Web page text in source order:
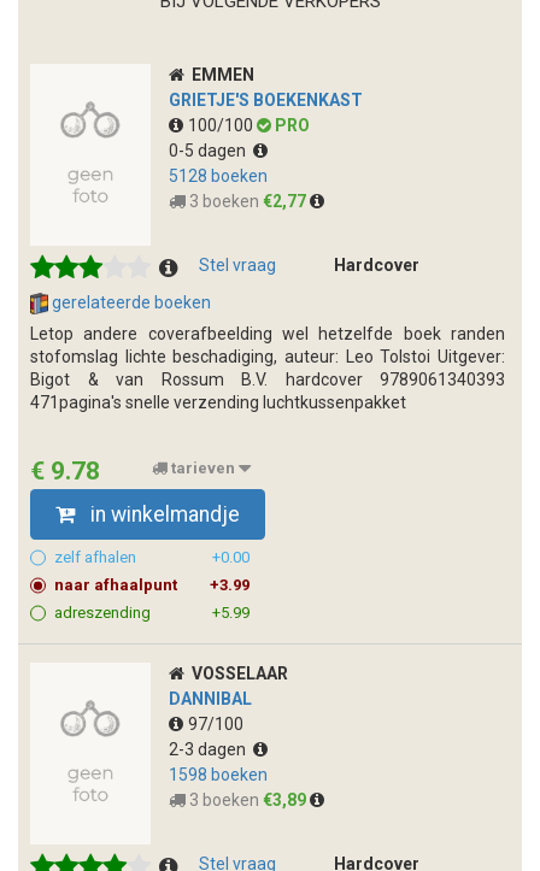
EMMEN
GRIETJE'S BOEKENKAST
100/100
PRO
0-5 dagen
5128 boeken
3 boeken €2,77
Stel vraag
Hardcover
gerelateerde boeken
Letop andere coverafbeelding wel hetzelfde boek randen
stofomslag lichte beschadiging, auteur: Leo Tolstoi Uitgever:
Bigot & van Rossum B.V. hardcover 9789061340393
471pagina's snelle verzending luchtkussenpakket
€ 9.78 tarieven
in winkelmandje
zelf afhalen
+0.00
naar afhaalpunt
+3.99
adreszending
+5.99
VOSSELAAR
DANNIBAL
97/100
2-3 dagen
1598 boeken
3 boeken €3,89
Stel vraag Hardcover